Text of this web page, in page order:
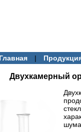
Главная |
Двухкамерный